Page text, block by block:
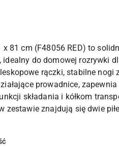
x 81 cm (F48056 RED) to
idealny do domowej rozrywki
rączki, stabilne nogi
prowadnice,
składania i kółkom
zestawie znajdują się dwie